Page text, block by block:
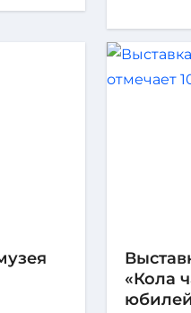
«Кола